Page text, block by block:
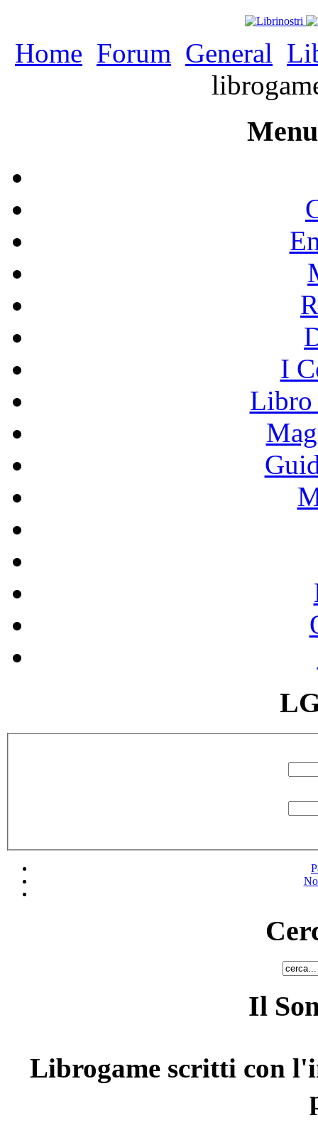
Home Forum General
I
Libro
Il
Librogame scritti con